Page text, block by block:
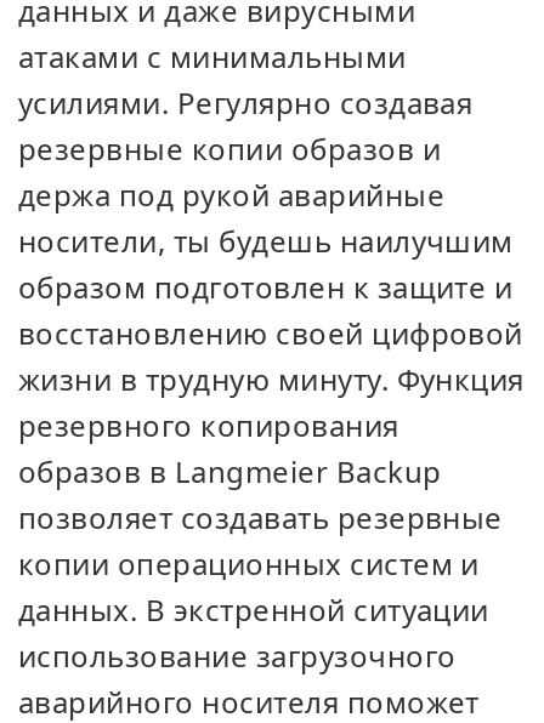
данных и даже вирусными
атаками с минимальными
усилиями. Регулярно создавая
резервные копии образов и
держа под рукой аварийные
носители, ты будешь наилучшим
образом подготовлен к защите и
восстановлению своей цифровой
жизни в трудную минуту. Функция
резервного копирования
образов в Langmeier Backup
позволяет создавать резервные
копии операционных систем и
данных. В экстренной ситуации
использование загрузочного
аварийного носителя поможет